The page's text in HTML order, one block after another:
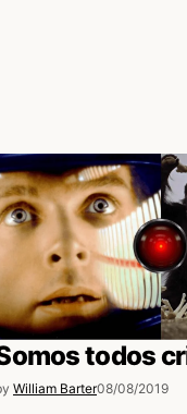
todos
William Barter08/08/2019